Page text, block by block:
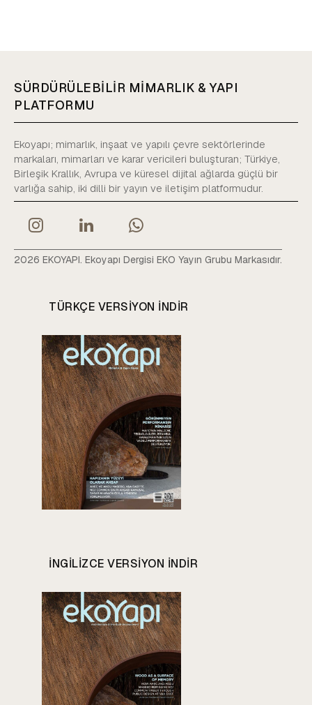
SÜRDÜRÜLEBİLİR MİMARLIK & YAPI
PLATFORMU
Ekoyapı; mimarlık, inşaat ve yapılı çevre sektörlerinde
markaları, mimarları ve karar vericileri buluşturan; Türkiye,
Birleşik Krallık, Avrupa ve küresel dijital ağlarda güçlü bir
varlığa sahip, iki dilli bir yayın ve iletişim platformudur.
2026 EKOYAPI. Ekoyapı Dergisi EKO Yayın Grubu Markasıdır.
TÜRKÇE VERSIYON INDIR
INGILIZCE VERSIYON INDIR